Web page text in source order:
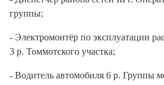
группы;
- Электромонтёр по эксплуатации
3 р. Томмотского участка;
- Водитель автомобиля 6 р. Группы